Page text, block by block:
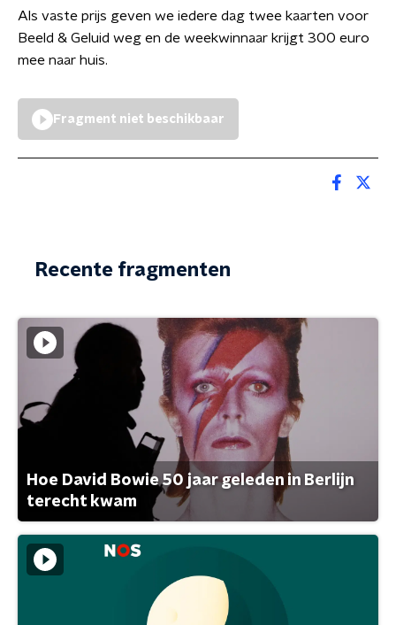
Als vaste prijs geven we iedere dag twee kaarten voor
Beeld & Geluid weg en de weekwinnaar krijgt 300 euro
mee naar huis.
Fragment niet beschikbaar
Recente fragmenten
Hoe David Bowie 50 jaar geleden in Berlijn
terecht kwam